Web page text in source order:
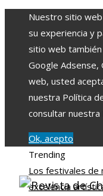
Nuestro sitio
su experiencia y
sitio web
Google Adsense,
web, usted
nuestra Política
consultar nuestra
Ok, acepto
Trending
Los festivales de
excelencia